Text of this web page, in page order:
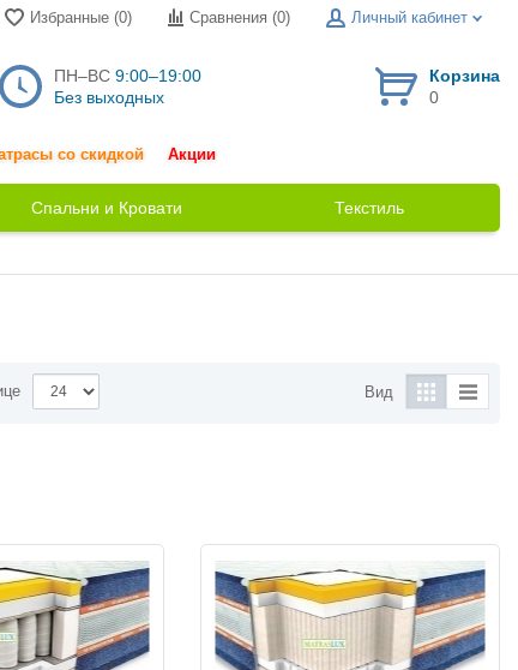
Избранные (0) Сравнения (0) Личный кабинет
ПН–ВС 9:00–19:00
Без выходных
Корзина
0
со скидкой Акции
Спальни и Кровати Текстиль
Вид